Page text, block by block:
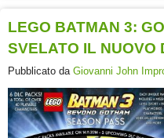
LEGO BATMAN 3:
SVELATO IL NUOVO
Pubblicato da Giovanni John